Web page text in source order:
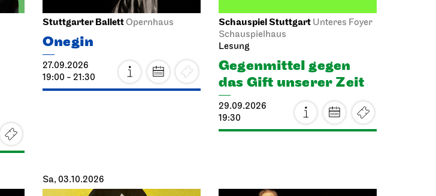
Stuttgarter BallettOpernhaus
Onegin
27.09.2026
19:00 - 21:30
Schauspiel Stuttgart Unteres Foyer
Schauspielhaus
Lesung
Gegen­mittel gegen
das Gift unserer Zeit
29.09.2026
19:30
Sa, 03.10.2026